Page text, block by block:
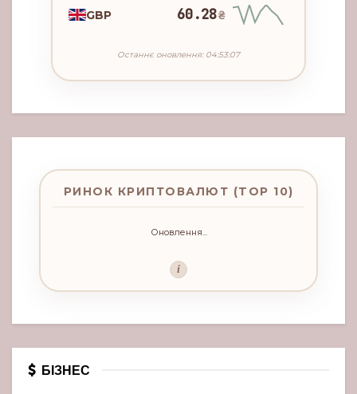
GBP 60.28₴
Останнє оновлення: 04:53:07
РИНОК КРИПТОВАЛЮТ (TOP 10)
Оновлення...
i
БІЗНЕС